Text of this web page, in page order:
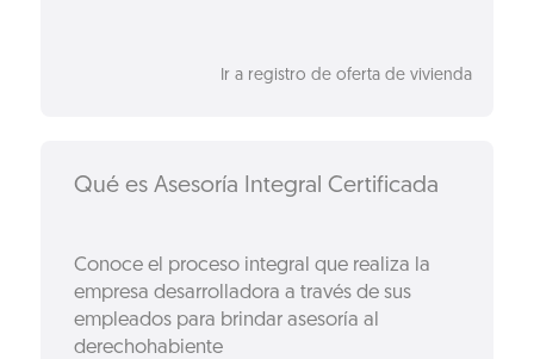
Ir a registro de oferta de vivienda
Qué es Asesoría Integral Certificada
Conoce el proceso integral que realiza la
empresa desarrolladora a través de sus
empleados para brindar asesoría al
derechohabiente